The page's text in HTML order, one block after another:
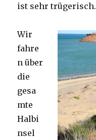
ist sehr trügerisch.
Wir
fahre
n über
die
gesa
mte
Halbi
nsel